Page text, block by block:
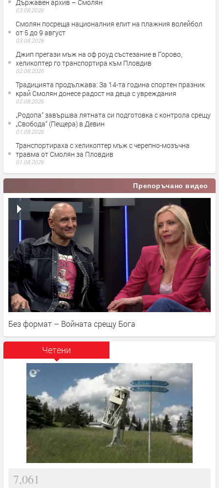
Държавен архив – Смолян
03.08.2026
Смолян посреща националния елит на плажния волейбол
от 5 до 9 август
03.08.2026
Джип прегази мъж на оф роуд състезание в Горово,
хеликоптер го транспортира към Пловдив
02.08.2026
Традицията продължава: За 14-та година спортен празник
край Смолян донесе радост на деца с увреждания
02.08.2026
„Родопа“ завършва лятната си подготовка с контрола срещу
„Свобода“ (Пещера) в Девин
01.08.2026
Транспортираха с хеликоптер мъж с черепно-мозъчна
травма от Смолян за Пловдив
01.08.2026
Препоръчано видео
Без формат – Войната срещу Бога
Четени
7,061